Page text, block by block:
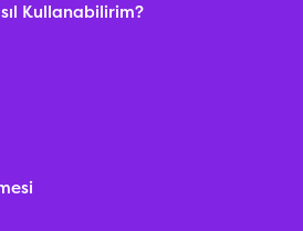
Kullanabilirim?